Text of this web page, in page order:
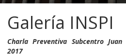
Galería INSPI
Charla Preventiva Subcentro
2017